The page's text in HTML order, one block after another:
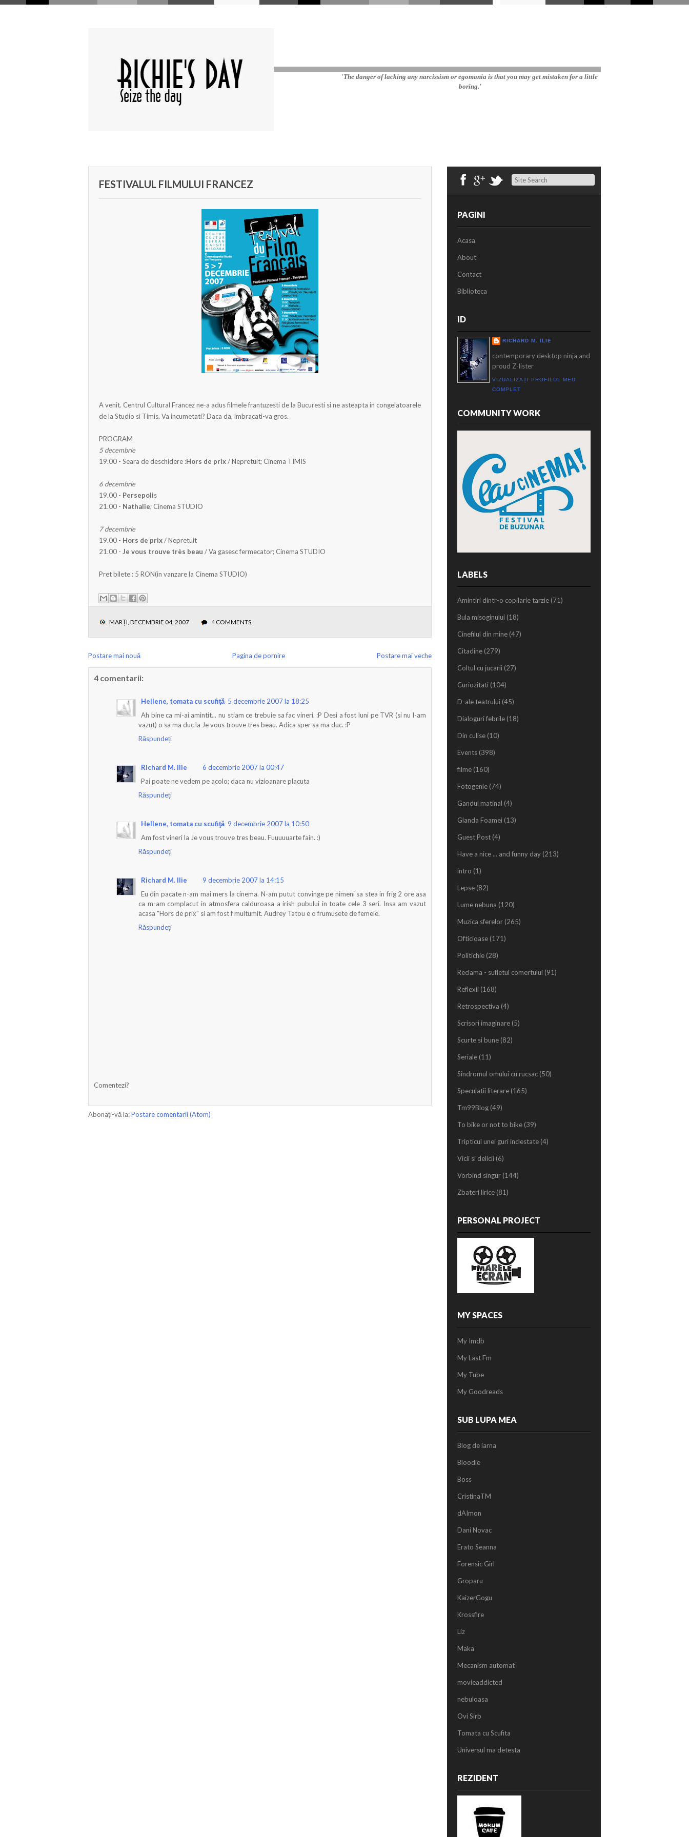
'The danger of lacking any narcissism or egomania is that you may get mistaken for a little
boring.'
FESTIVALUL FILMULUI FRANCEZ
A venit. Centrul Cultural Francez ne-a adus filmele frantuzesti de la Bucuresti si ne asteapta in congelatoarele
de la Studio si Timis. Va incumetati? Daca da, imbracati-va gros.
PROGRAM
5 decembrie
19.00 - Seara de deschidere :Hors de prix/ Nepretuit; Cinema TIMIS
6 decembrie
19.00 - Persepolis
21.00 - Nathalie; Cinema STUDIO
7 decembrie
19.00 - Hors de prix/ Nepretuit
21.00 - Je vous trouve très beau / Va gasesc fermecator; Cinema STUDIO
Pret bilete : 5 RON(in vanzare la Cinema STUDIO)
MARȚI, DECEMBRIE 04, 2007 4 COMMENTS
Postare mai nouă Postare mai veche
Pagina de pornire
4 comentarii:
Hellene, tomata cu scufiţă 5 decembrie 2007 la 18:25
Ah bine ca mi-ai amintit... nu stiam ce trebuie sa fac vineri. :P Desi a fost luni pe TVR (si nu l-am
vazut) o sa ma duc la Je vous trouve tres beau. Adica sper sa ma duc. :P
Răspundeți
Richard M. Ilie
6 decembrie 2007 la 00:47
Pai poate ne vedem pe acolo; daca nu vizioanare placuta
Răspundeți
Hellene, tomata cu scufiţă 9 decembrie 2007 la 10:50
Am fost vineri la Je vous trouve tres beau. Fuuuuuarte fain. :)
Răspundeți
Richard M. Ilie
9 decembrie 2007 la 14:15
Eu din pacate n-am mai mers la cinema. N-am putut convinge pe nimeni sa stea in frig 2 ore asa
ca m-am complacut in atmosfera calduroasa a irish pubului in toate cele 3 seri. Insa am vazut
acasa "Hors de prix" si am fost f multumit. Audrey Tatou e o frumusete de femeie.
Răspundeți
Comentezi?
Abonați-vă la:Postare comentarii (Atom)
Search
PAGINI
Acasa
About
Contact
Biblioteca
ID
RICHARD M. ILIE
contemporary desktop ninja and
proud Z-lister
VIZUALIZAȚI PROFILUL MEU
COMPLET
COMMUNITY WORK
LABELS
Amintiri dintr-o copilarie tarzie (71)
Bula misoginului (18)
Cinefilul din mine (47)
Citadine (279)
Coltul cu jucarii (27)
Curiozitati (104)
D-ale teatrului (45)
Dialoguri febrile (18)
Din culise (10)
Events (398)
filme (160)
Fotogenie (74)
Gandul matinal (4)
Glanda Foamei (13)
Guest Post (4)
Have a nice ... and funny day (213)
intro (1)
Lepse (82)
Lume nebuna (120)
Muzica sferelor (265)
Ofticioase (171)
Politichie (28)
Reclama - sufletul comertului (91)
Reflexii (168)
Retrospectiva (4)
Scrisori imaginare (5)
Scurte si bune (82)
Seriale (11)
Sindromul omului cu rucsac (50)
Speculatii literare (165)
Tm99Blog (49)
To bike or not to bike (39)
Tripticul unei guri inclestate (4)
Vicii si delicii (6)
Vorbind singur (144)
Zbateri lirice (81)
PERSONAL PROJECT
MY SPACES
My Imdb
My Last Fm
My Tube
My Goodreads
SUB LUPA MEA
Blog de iarna
Bloodie
Boss
CristinaTM
dAImon
Dani Novac
Erato Seanna
Forensic Girl
Groparu
KaizerGogu
Krossfire
Liz
Maka
Mecanism automat
movieaddicted
nebuloasa
Ovi Sirb
Tomata cu Scufita
Universul ma detesta
REZIDENT